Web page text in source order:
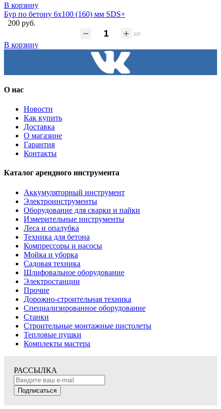
В корзину
Бур по бетону 6x100 (160) мм SDS+
200 руб.
шт
В корзину
О нас
Новости
Как купить
Доставка
О магазине
Гарантия
Контакты
Каталог арендного инструмента
Аккумуляторный инструмент
Электроинструменты
Оборудование для сварки и пайки
Измерительные инструменты
Леса и опалубка
Техника для бетона
Компрессоры и насосы
Мойка и уборка
Садовая техника
Шлифовальное оборудование
Электростанции
Прочие
Дорожно-строительная техника
Специализированное оборудование
Станки
Строительные монтажные пистолеты
Тепловые пушки
Комплекты мастера
РАССЫЛКА
Подписаться